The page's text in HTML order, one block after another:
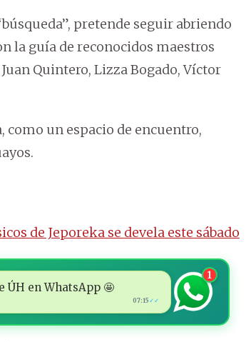
pretende seguir abriendo
la guía de reconocidos maestros
Quintero, Lizza Bogado, Víctor
como un espacio de encuentro,
de Jeporeka se devela este sábado
ÚH en WhatsApp 🤩
07:15 ✓✓
1